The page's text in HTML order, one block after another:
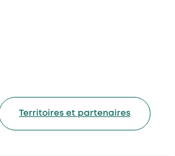
Territoires et partenaires